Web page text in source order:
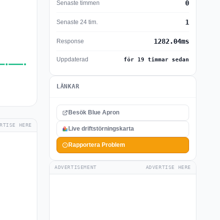
HERE
Senaste timmen 0
Senaste 24 tim. 1
Response 1282.04ms
Uppdaterad för 19 timmar sedan
LÄNKAR
Besök Blue Apron
Live driftstörningskarta
Rapportera Problem
ADVERTISEMENT ADVERTISE HERE